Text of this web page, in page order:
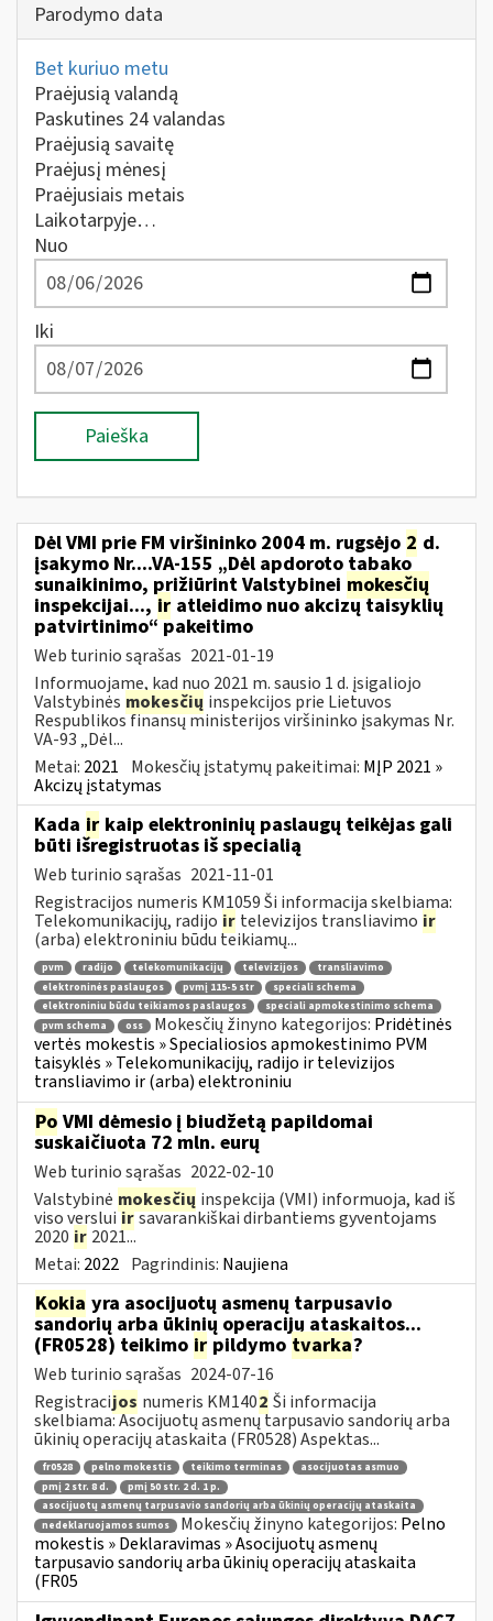
Parodymo data
Bet kuriuo metu
Praėjusią valandą
Paskutines 24 valandas
Praėjusią savaitę
Praėjusį mėnesį
Praėjusiais metais
Laikotarpyje…
Nuo
Iki
Paieška
Dėl VMI prie FM viršininko 2004 m. rugsėjo 2 d.
įsakymo Nr....VA-155 „Dėl apdoroto tabako
sunaikinimo, prižiūrint Valstybinei mokesčių
inspekcijai..., ir atleidimo nuo akcizų taisyklių
patvirtinimo“ pakeitimo
Web turinio sąrašas 2021-01-19
Informuojame, kad nuo 2021 m. sausio 1 d. įsigaliojo
Valstybinės mokesčių inspekcijos prie Lietuvos
Respublikos finansų ministerijos viršininko įsakymas Nr.
VA-93 „Dėl...
Metai: 2021 Mokesčių įstatymų pakeitimai: MĮP 2021 »
Akcizų įstatymas
Kada ir kaip elektroninių paslaugų teikėjas gali
būti išregistruotas iš specialią
Web turinio sąrašas 2021-11-01
Registracijos numeris KM1059 Ši informacija skelbiama:
Telekomunikacijų, radijo ir televizijos transliavimo ir
(arba) elektroniniu būdu teikiamų...
pvm radijo telekomunikacijų televizijos
transliavimo
elektroninės paslaugos
pvmį 115-5 str
speciali schema
elektroniniu būdu teikiamos paslaugos
speciali apmokestinimo schema
pvm schema
oss Mokesčių žinyno kategorijos: Pridėtinės
vertės mokestis » Specialiosios apmokestinimo PVM
taisyklės » Telekomunikacijų, radijo ir televizijos
transliavimo ir (arba) elektroniniu
Po VMI dėmesio į biudžetą papildomai
suskaičiuota 72 mln. eurų
Web turinio sąrašas 2022-02-10
Valstybinė mokesčių inspekcija (VMI) informuoja, kad iš
viso versluiirsavarankiškai dirbantiems gyventojams
2020 ir 2021...
Metai: 2022 Pagrindinis: Naujiena
Kokia yra asocijuotų asmenų tarpusavio
sandorių arba ūkinių operacijų ataskaitos...
(FR0528) teikimo ir pildymo tvarka?
Web turinio sąrašas 2024-07-16
Registracijos numeris KM1402 Ši informacija
skelbiama: Asocijuotų asmenų tarpusavio sandorių arba
ūkinių operacijų ataskaita (FR0528) Aspektas...
fr0528 pelno mokestis teikimo terminas
asocijuotas asmuo
pmį 2 str. 8 d.
pmį 50 str. 2 d. 1 p.
asocijuotų asmenų tarpusavio sandorių arba ūkinių operacijų ataskaita
nedeklaruojamos sumos
Mokesčių žinyno kategorijos: Pelno
mokestis » Deklaravimas » Asocijuotų asmenų
tarpusavio sandorių arba ūkinių operacijų ataskaita
(FR05